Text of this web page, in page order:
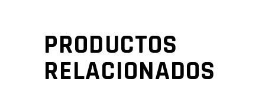
PRODUCTOS
RELACIONADOS